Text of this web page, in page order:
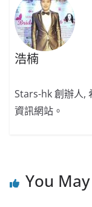
浩楠
Stars-hk 創辦人,
資訊網站。
You